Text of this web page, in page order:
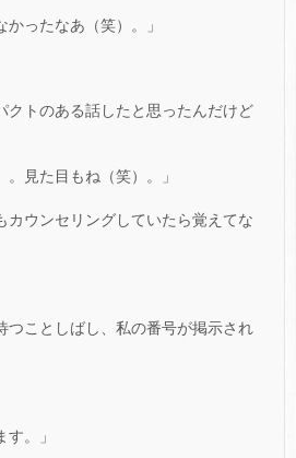
ったなあ（笑）。」
クトのある話したと思ったんだけど
見た目もね（笑）。」
カウンセリングしていたら覚えてな
つことしばし、私の番号が掲示され
。」